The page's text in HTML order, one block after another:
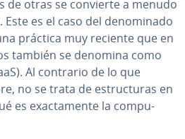
de otras se convierte a menudo
es el caso del de­no­mi­na­do
práctica muy reciente que en
también se denomina como
Al contrario de lo que
no se trata de es­tru­c­tu­ras en
es exac­ta­me­n­te la co­mpu­